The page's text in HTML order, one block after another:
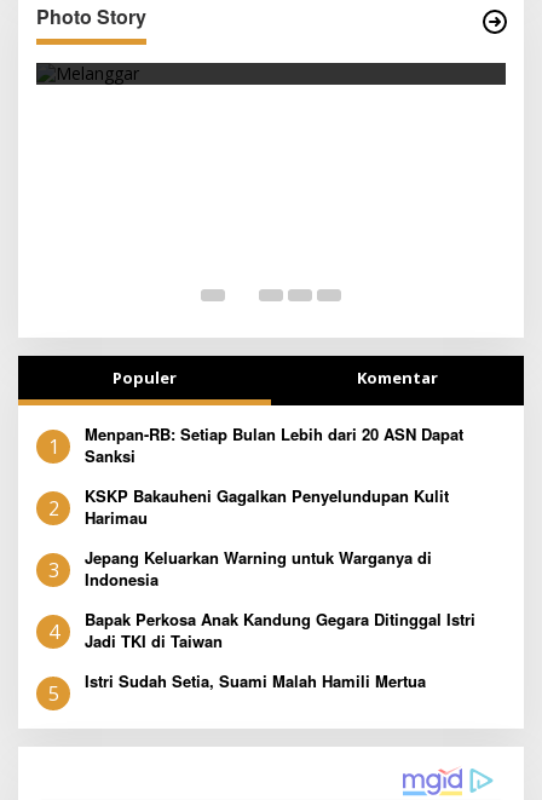
Photo Story
Populer Komentar
1
Menpan-RB: Setiap Bulan Lebih dari 20 ASN Dapat
Sanksi
2
KSKP Bakauheni Gagalkan Penyelundupan Kulit
Harimau
3
Jepang Keluarkan Warning untuk Warganya di
Indonesia
4
Bapak Perkosa Anak Kandung Gegara Ditinggal Istri
Jadi TKI di Taiwan
5 Istri Sudah Setia, Suami Malah Hamili Mertua